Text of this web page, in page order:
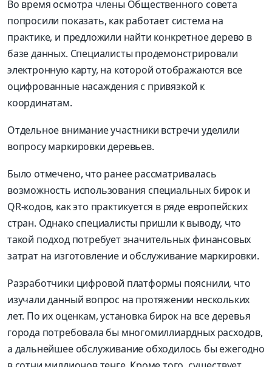
Во время осмотра члены Общественного совета
попросили показать, как работает система на
практике, и предложили найти конкретное дерево в
базе данных. Специалисты продемонстрировали
электронную карту, на которой отображаются все
оцифрованные насаждения с привязкой к
координатам.
Отдельное внимание участники встречи уделили
вопросу маркировки деревьев.
Было отмечено, что ранее рассматривалась
возможность использования специальных бирок и
QR-кодов, как это практикуется в ряде европейских
стран. Однако специалисты пришли к выводу, что
такой подход потребует значительных финансовых
затрат на изготовление и обслуживание маркировки.
Разработчики цифровой платформы пояснили, что
изучали данный вопрос на протяжении нескольких
лет. По их оценкам, установка бирок на все деревья
города потребовала бы многомиллиардных расходов,
а дальнейшее обслуживание обходилось бы ежегодно